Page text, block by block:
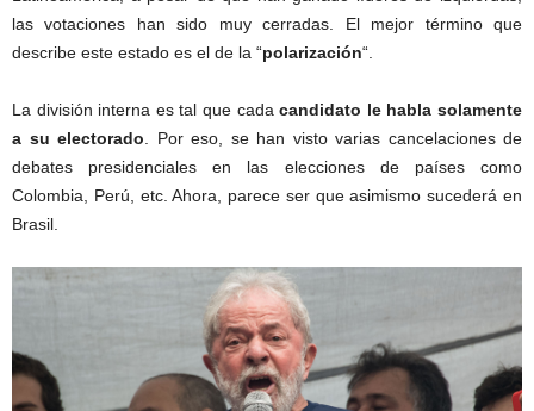
las votaciones han sido muy cerradas. El mejor término que
describe este estado es el de la “polarización“.
La división interna es tal que cada candidato le habla solamente
a su electorado . Por eso, se han visto varias cancelaciones de
debates presidenciales en las elecciones de países como
Colombia, Perú, etc. Ahora, parece ser que asimismo sucederá en
Brasil.